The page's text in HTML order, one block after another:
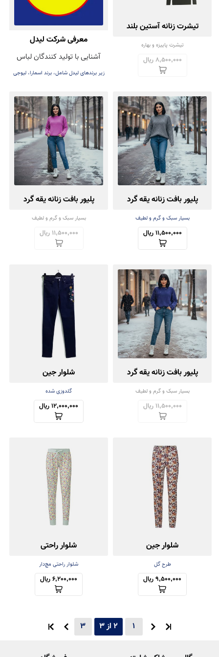
تیشرت زنانه آستین بلند
مجموعه دو عددی
تیشرت پاییزه و بهاره
8,500,000 ریال
معرفی شرکت لیدل
آشنایی با تولید کنندگان لباس
زیر برندهای لیدل شامل، برند اسمارا، لیوجی
پلیور بافت زنانه یقه گرد
بسیار سبک و گرم و لطیف
11,500,000 ریال
پلیور بافت زنانه یقه گرد
بسیار سبک و گرم و لطیف
11,500,000 ریال
پلیور بافت زنانه یقه گرد
بسیار سبک و گرم و لطیف
11,500,000 ریال
شلوار جین
گلدوزی شده
12,000,000 ریال
شلوار جین
طرح گل
9,500,000 ریال
شلوار راحتی
شلوار راحتی مچ‌دار
6,200,000 ریال
1 2 از 3 3